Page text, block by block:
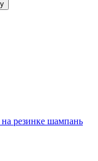
резинке шампань